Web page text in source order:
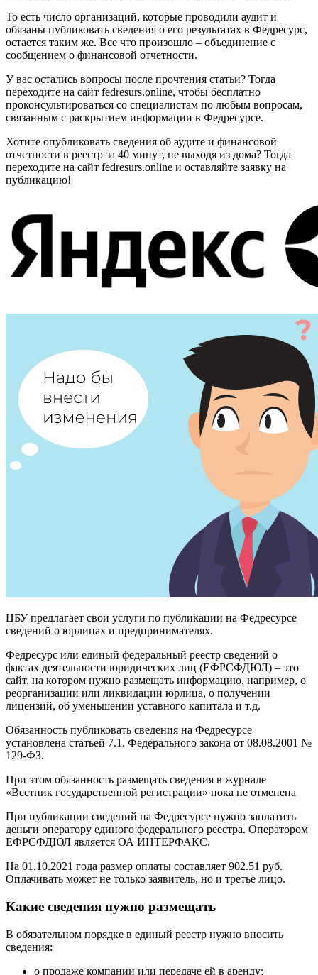
То есть число организаций, которые проводили аудит и
обязаны публиковать сведения о его результатах в Федресурс,
остается таким же. Все что произошло – объединение с
сообщением о финансовой отчетности.
У вас остались вопросы после прочтения статьи? Тогда
переходите на сайт fedresurs.online, чтобы бесплатно
проконсультироваться со специалистам по любым вопросам,
связанным с раскрытием информации в Федресурсе.
Хотите опубликовать сведения об аудите и финансовой
отчетности в реестр за 40 минут, не выходя из дома? Тогда
переходите на сайт fedresurs.online и оставляйте заявку на
публикацию!
ЦБУ предлагает свои услуги по публикации на Федресурсе
сведений о юрлицах и предпринимателях.
Федресурс или единый федеральный реестр сведений о
фактах деятельности юридических лиц (ЕФРСФДЮЛ) – это
сайт, на котором нужно размещать информацию, например, о
реорганизации или ликвидации юрлица, о получении
лицензий, об уменьшении уставного капитала и т.д.
Обязанность публиковать сведения на Федресурсе
установлена статьей 7.1. Федерального закона от 08.08.2001 №
129-ФЗ.
При этом обязанность размещать сведения в журнале
«Вестник государственной регистрации» пока не отменена
При публикации сведений на Федресурсе нужно заплатить
деньги оператору единого федерального реестра. Оператором
ЕФРСФДЮЛ является ОА ИНТЕРФАКС.
На 01.10.2021 года размер оплаты составляет 902.51 руб.
Оплачивать может не только заявитель, но и третье лицо.
Какие сведения нужно размещать
В обязательном порядке в единый реестр нужно вносить
сведения:
о продаже компании или передаче ей в аренду;